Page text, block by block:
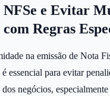
NFSe e Evitar
Regras
na emissão de Nota
essencial para evitar
negócios,